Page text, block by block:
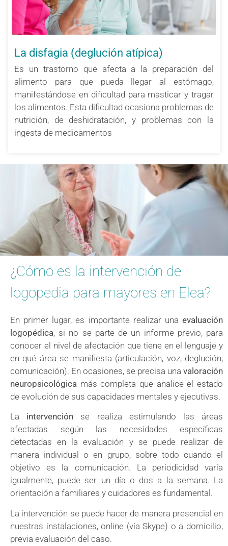
La disfagia (deglución atípica)
Es un trastorno que afecta a la preparación del
alimento para que pueda llegar al estómago,
manifestándose en dificultad para masticar y tragar
los alimentos. Esta dificultad ocasiona problemas de
nutrición, de deshidratación, y problemas con la
ingesta de medicamentos
¿Cómo es la intervención de
logopedia para mayores en Elea?
En primer lugar, es importante realizar una evaluación
logopédica, si no se parte de un informe previo, para
conocer el nivel de afectación que tiene en el lenguaje y
en qué área se manifiesta (articulación, voz, deglución,
comunicación). En ocasiones, se precisa una valoración
neuropsicológica más completa que analice el estado
de evolución de sus capacidades mentales y ejecutivas.
La intervención se realiza estimulando las áreas
afectadas según las necesidades específicas
detectadas en la evaluación y se puede realizar de
manera individual o en grupo, sobre todo cuando el
objetivo es la comunicación. La periodicidad varía
igualmente, puede ser un día o dos a la semana. La
orientación a familiares y cuidadores es fundamental.
La intervención se puede hacer de manera presencial en
nuestras instalaciones, online (vía Skype) o a domicilio,
previa evaluación del caso.